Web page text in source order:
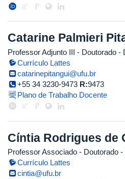
Catarine Palmieri
Professor Adjunto III - Doutorado -
Currículo Lattes
catarinepitangui@ufu.br
+55 34 3230-9473 R:9473
Plano de Trabalho Docente
Cíntia Rodrigues de
Professor Associado - Doutorado -
Currículo Lattes
cintia@ufu.br